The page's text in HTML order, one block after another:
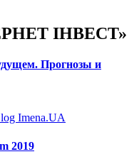
ІНВЕСТ»
Прогнозы и
Imena.UA
2019